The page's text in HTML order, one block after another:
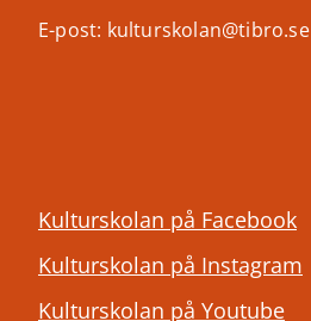
E-post: kulturskolan@tibro.se
Kulturskolan på Facebook
Kulturskolan på Instagram
Kulturskolan på Youtube